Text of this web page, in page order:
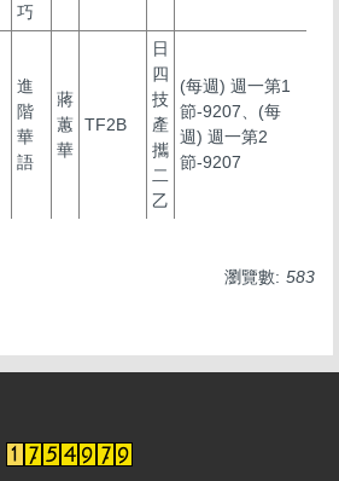
巧
進
階
華
語
蔣
蕙
華
TF2B
日
四
技
產
攜
二
乙
(每週) 週一第1
節-9207、(每
週) 週一第2
節-9207
瀏覽數: 583